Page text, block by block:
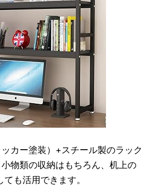
カー塗装）+スチール製のラック
物類の収納はもちろん、机上の
も活用できます。